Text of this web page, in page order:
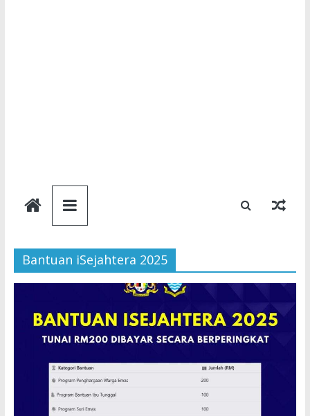
Semakan
Bantuan
Semakan
untuk
Bantuan iSejahtera 2025